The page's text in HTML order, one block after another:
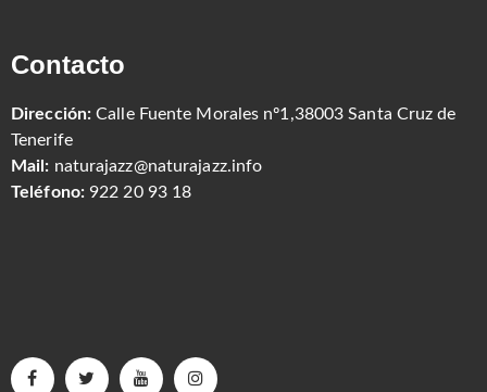
Contacto
Dirección: Calle Fuente Morales nº1,38003 Santa Cruz de
Tenerife
Mail: naturajazz@naturajazz.info
Teléfono: 922 20 93 18